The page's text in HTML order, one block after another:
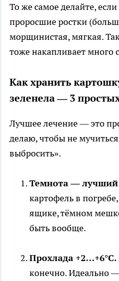
То же самое делайте,
проросшие ростки
морщинистая, мягкая.
тоже накапливает много
Как хранить
зеленела — 3
Лучшее лечение — это
делаю, чтобы не
выбросить».
Темнота — лучший
картофель в
ящике, тёмном
быть вообще.
Прохлада +2…+6°C.
конечно. Идеально